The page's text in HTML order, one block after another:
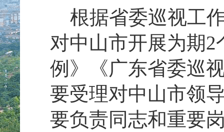
根据省委巡视工
对中山市开展为期
例》《广东省委巡
要受理对中山市领
要负责同志和重要